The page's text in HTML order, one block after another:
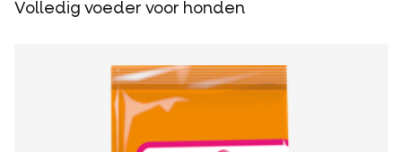
Volledig voeder voor honden